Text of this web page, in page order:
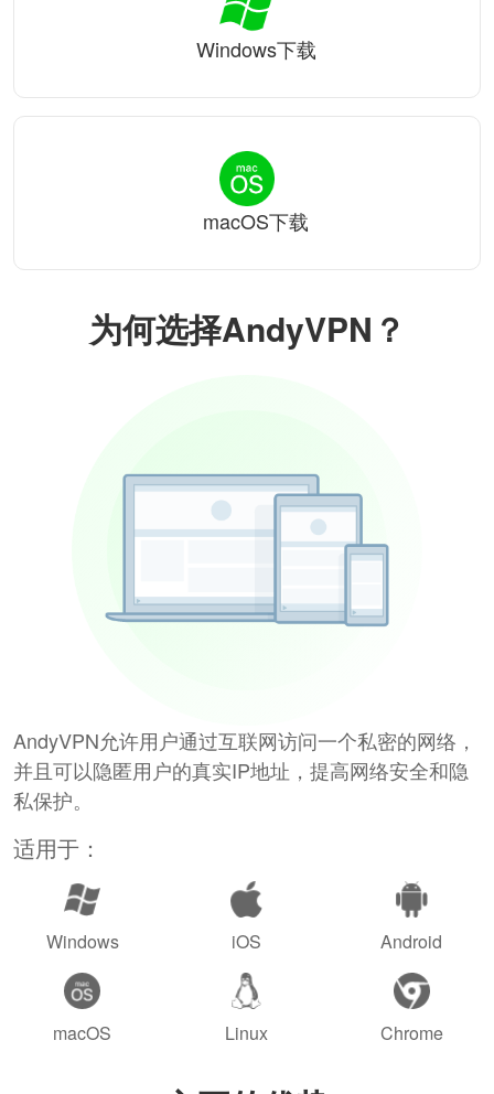
为何选择AndyVPN？
AndyVPN允许用户通过互联网访问一个私密的网络，
并且可以隐匿用户的真实IP地址，提高网络安全和隐
私保护。
适用于：
Windows iOS Android
macOS Linux Chrome
Windows下载
macOS下载